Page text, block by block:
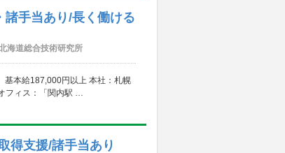
諸手当あり/長く働ける
海道総合技術研究所
基本給187,000円以上 本社：札幌
フィス：「関内駅 …
得支援/諸手当あり